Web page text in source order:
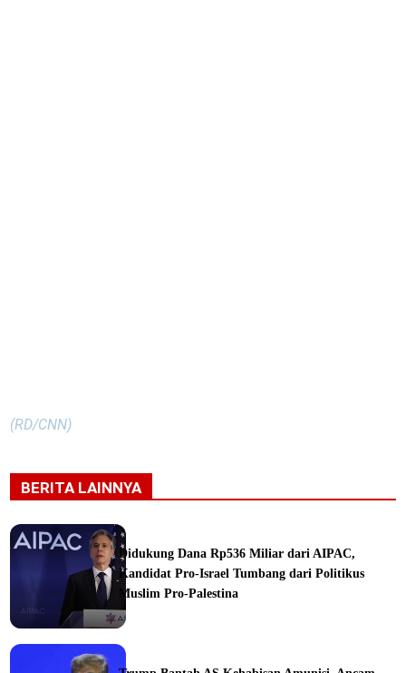
(RD/CNN)
BERITA LAINNYA
Didukung Dana Rp536 Miliar dari AIPAC,
Kandidat Pro-Israel Tumbang dari Politikus
Muslim Pro-Palestina